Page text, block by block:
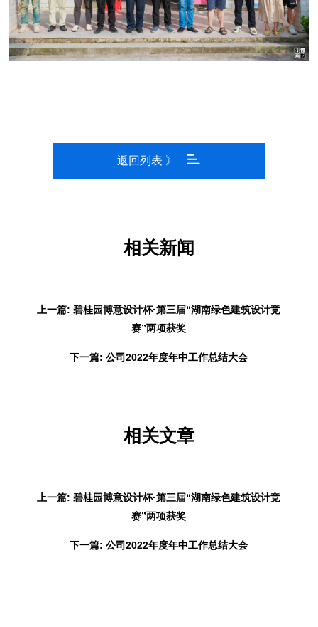
返回列表 》
相关新闻
上一篇: 碧桂园博意设计杯·第三届“湖南绿色建筑设计竞
赛”两项获奖
下一篇: 公司2022年度年中工作总结大会
相关文章
上一篇: 碧桂园博意设计杯·第三届“湖南绿色建筑设计竞
赛”两项获奖
下一篇: 公司2022年度年中工作总结大会